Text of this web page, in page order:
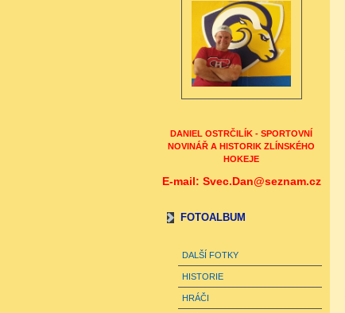
DANIEL OSTRČILÍK - SPORTOVNÍ
NOVINÁŘ A HISTORIK ZLÍNSKÉHO
HOKEJE
E-mail: Svec.Dan@seznam.cz
FOTOALBUM
DALŠÍ FOTKY
HISTORIE
HRÁČI